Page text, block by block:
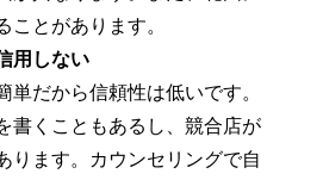
ことがあります。
用しない
単だから信頼性は低いです。
書くこともあるし、競合店が
ります。カウンセリングで自